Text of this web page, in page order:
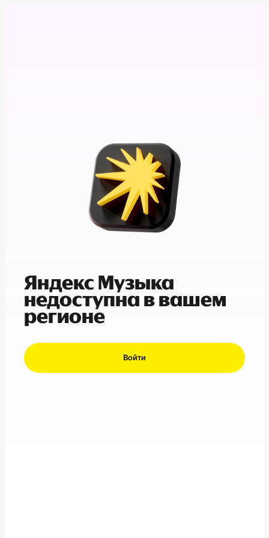
Яндекс Музыка
недоступна в вашем
регионе
Войти